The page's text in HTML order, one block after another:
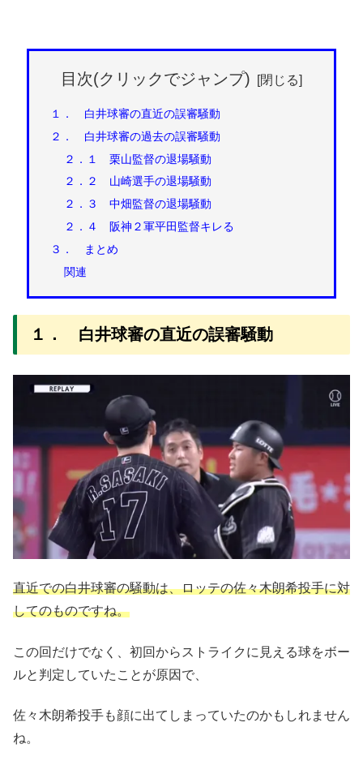
目次(クリックでジャンプ)
１． 白井球審の直近の誤審騒動
２． 白井球審の過去の誤審騒動
２．１ 栗山監督の退場騒動
２．２ 山崎選手の退場騒動
２．３ 中畑監督の退場騒動
２．４ 阪神２軍平田監督キレる
３． まとめ
関連
１． 白井球審の直近の誤審騒動
直近での白井球審の騒動は、ロッテの佐々木朗希投手に対
してのものですね。
この回だけでなく、初回からストライクに見える球をボー
ルと判定していたことが原因で、
佐々木朗希投手も顔に出てしまっていたのかもしれません
ね。